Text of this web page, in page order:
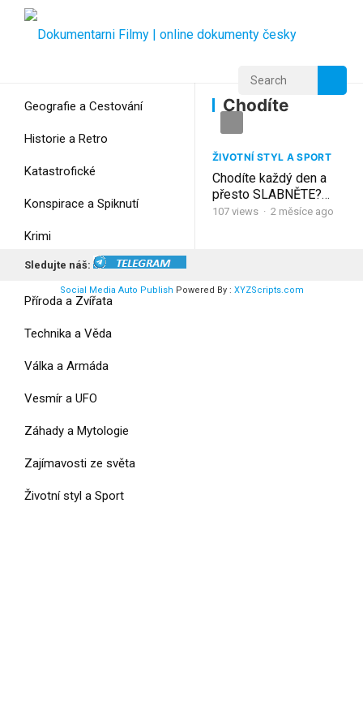
Geografie a Cestování
Historie a Retro
Katastrofické
Konspirace a Spiknutí
Krimi
Myšlení
Příroda a Zvířata
Technika a Věda
Válka a Armáda
Vesmír a UFO
Záhady a Mytologie
Zajímavosti ze světa
Životní styl a Sport
Chodíte
Chodíte
ŽIVOTNÍ STYL A SPORT
Chodíte každý den a
přesto SLABNĚTE?
Tohle váš lékař nikdy
107 views · 2 měsíce ago
Sledujte náš:
Social Media Auto Publish Powered By : XYZScripts.com